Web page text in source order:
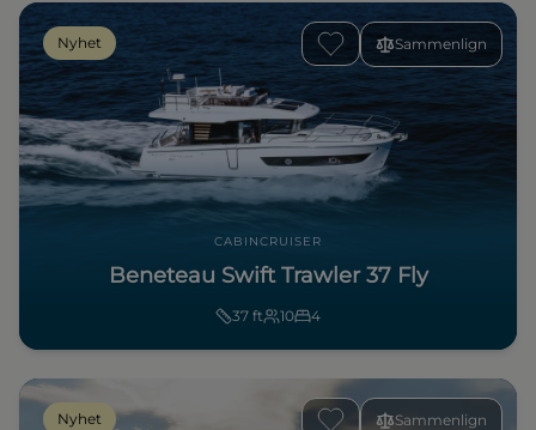
Sammenlign
Nyhet
CABINCRUISER
Beneteau Swift Trawler 37 Fly
37 ft 10 4
Sammenlign
Nyhet